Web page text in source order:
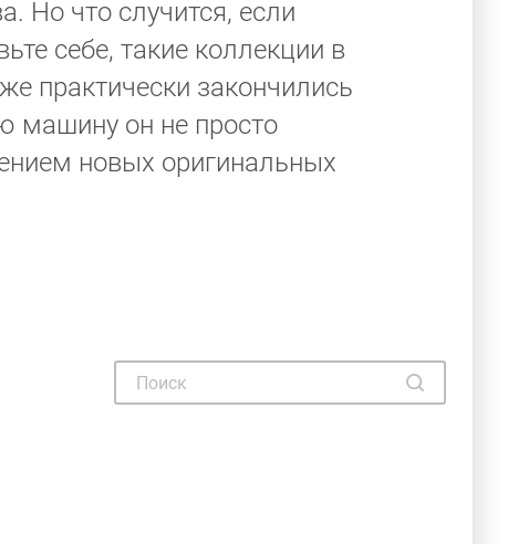
Но что случится, если
себе, такие коллекции в
практически закончились
машину он не просто
новых оригинальных